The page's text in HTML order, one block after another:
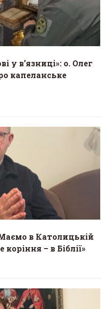
у вʼязниці»: о. Олег
капеланське
в Католицькій
– в Біблії»